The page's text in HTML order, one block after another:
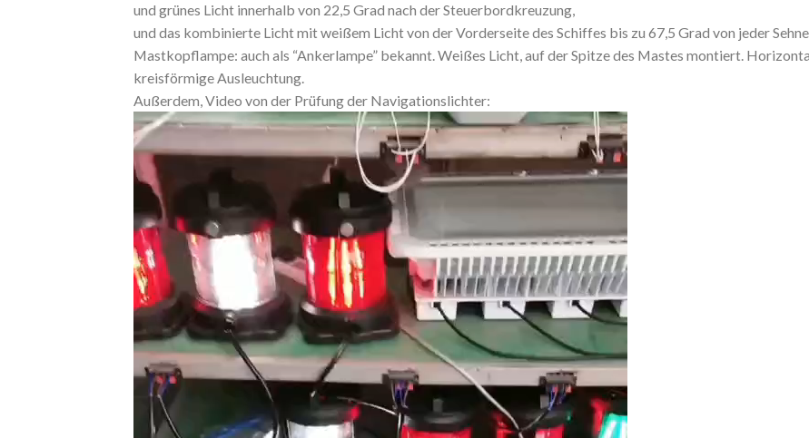
und grünes Licht innerhalb von 22,5 Grad nach der Steuerbordkreuzung,
und das kombinierte Licht mit weißem Licht von der Vorderseite des Schiffes bis zu 67,5 Grad von jeder
Mastkopflampe: auch als “Ankerlampe” bekannt. Weißes Licht, auf der Spitze des Mastes montiert.
kreisförmige Ausleuchtung.
Außerdem, Video von der Prüfung der Navigationslichter:
Video
Player